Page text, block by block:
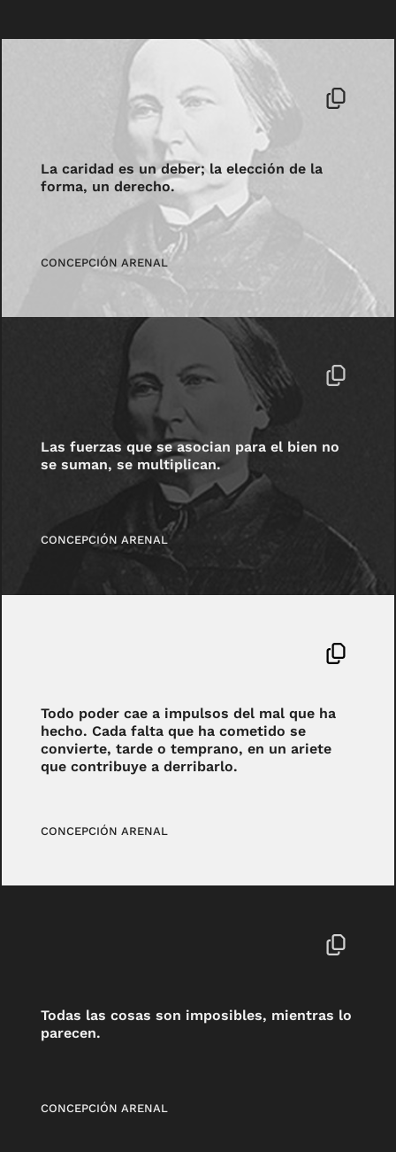
La caridad es un deber; la elección de la
forma, un derecho.
CONCEPCIÓN ARENAL
Las fuerzas que se asocian para el bien no
se suman, se multiplican.
CONCEPCIÓN ARENAL
Todo poder cae a impulsos del mal que ha
hecho. Cada falta que ha cometido se
convierte, tarde o temprano, en un ariete
que contribuye a derribarlo.
CONCEPCIÓN ARENAL
Todas las cosas son imposibles, mientras lo
parecen.
CONCEPCIÓN ARENAL